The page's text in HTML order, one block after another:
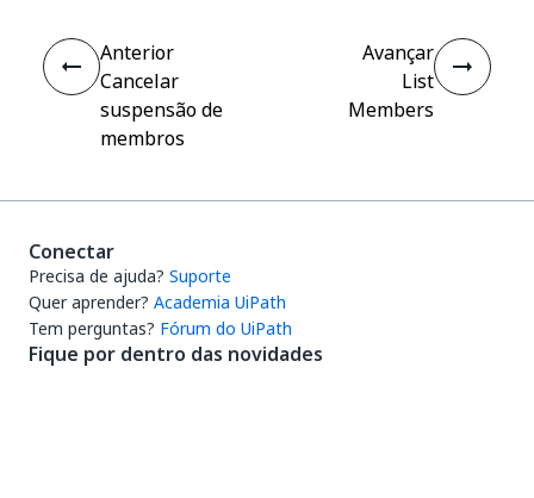
Anterior
Cancelar
suspensão de
membros
Avançar
List
Members
Conectar
Precisa de ajuda? Suporte
Quer aprender? Academia UiPath
Tem perguntas? Fórum do UiPath
Fique por dentro das novidades